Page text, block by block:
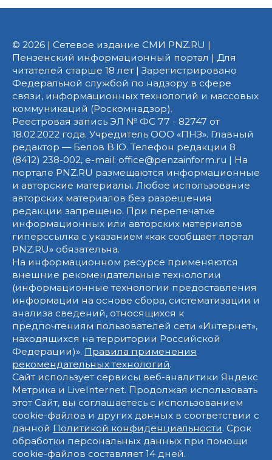
© 2026 | Сетевое издание СМИ PNZ.RU |
Пензенский информационный портал | Для
читателей старше 18 лет | Зарегистрировано
Федеральной службой по надзору в сфере
связи, информационных технологий и массовых
коммуникаций (Роскомнадзор).
Реестровая запись ЭЛ № ФС 77 - 82747 от
18.02.2022 года. Учредитель ООО «ПНЗ». Главный
редактор — Белов В.Ю. Телефон редакции 8
(8412) 238-002, e-mail: office@penzainform.ru | На
портале PNZ.RU размещаются информационные
и авторские материалы. Любое использование
авторских материалов без разрешения
редакции запрещено. При перепечатке
информационных или авторских материалов
гиперссылка с указанием «как сообщает портал
PNZ.RU» обязательна.
На информационном ресурсе применяются
внешние рекомендательные технологии
(информационные технологии предоставления
информации на основе сбора, систематизации и
анализа сведений, относящихся к
предпочтениям пользователей сети «Интернет»,
находящихся на территории Российской
Федерации)». Правила применения
рекомендательных технологий.
Сайт использует сервисы веб-аналитики Яндекс
Метрика и LiveInternet. Продолжая использовать
этот Сайт, вы соглашаетесь с использованием
cookie-файлов и других данных в соответствии с
данной Политикой конфиденциальности. Срок
обработки персональных данных при помощи
cookie-файлов составляет 14 дней.